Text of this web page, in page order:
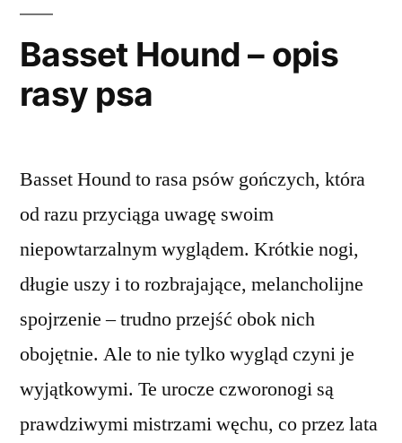
Basset Hound – opis
rasy psa
Basset Hound to rasa psów gończych, która
od razu przyciąga uwagę swoim
niepowtarzalnym wyglądem. Krótkie nogi,
długie uszy i to rozbrajające, melancholijne
spojrzenie – trudno przejść obok nich
obojętnie. Ale to nie tylko wygląd czyni je
wyjątkowymi. Te urocze czworonogi są
prawdziwymi mistrzami węchu, co przez lata